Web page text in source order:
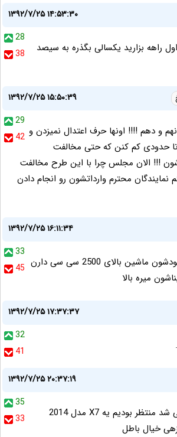
۱۳۹۲/۷/۲۵ ۱۴:۵۳:۳۰
28
38
اول راهه بزارید یکسالی بگذره به سیصد
۱۳۹۲/۷/۲۵ ۱۵:۵۰:۳۹
29
42 و دهم !!!! اونها حرف اعتدال نمیزدن و
حدودی کم کنن که حتی مخالفت
!!! الان مجلس چرا با این طرح مخالفت
نمایندگان محترم وارداتشون رو انجام دادن
۱۳۹۲/۷/۲۵ ۱۶:۱۱:۳۴
33
45 آخه اکثز مسئولین خودشون ماشین بالای 2500 سی سی دارن
میره بالا
۱۳۹۲/۷/۲۵ ۱۷:۳۷:۳۷
32
41
۱۳۹۲/۷/۲۵ ۲۰:۳۷:۱۹
35
33
چی فکر میکردیم وچی شد منتظر بودیم یه X7 مدل 2014